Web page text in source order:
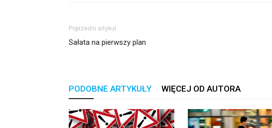
Poprzedni artykuł
Sałata na pierwszy plan
PODOBNE ARTYKUŁY WIĘCEJ OD AUTORA